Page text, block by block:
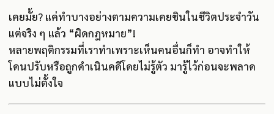
เคยมั้ย? แค่ทำบางอย่างตามความเคยชินในชีวิตประจำวัน
แต่จริง ๆ แล้ว “ผิดกฎหมาย”!
หลายพฤติกรรมที่เราทำเพราะเห็นคนอื่นก็ทำ อาจทำให้
โดนปรับหรือถูกดำเนินคดีโดยไม่รู้ตัว มารู้ไว้ก่อนจะพลาด
แบบไม่ตั้งใจ